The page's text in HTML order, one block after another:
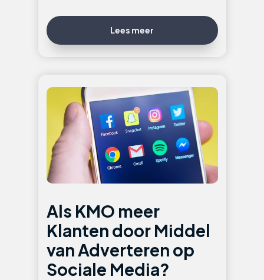
Lees meer
Als KMO meer
Klanten door Middel
van Adverteren op
Sociale Media?